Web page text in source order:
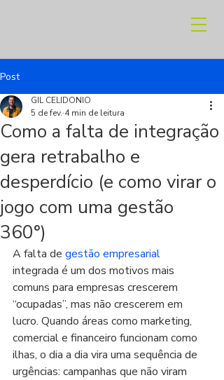
Post
Como a falta de integração
gera retrabalho e
desperdício (e como virar o
jogo com uma gestão
360°)
GIL CELIDONIO
5 de fev. 4 min de leitura
A falta de gestão empresarial
integrada é um dos motivos mais
comuns para empresas crescerem
“ocupadas”, mas não crescerem em
lucro. Quando áreas como marketing,
comercial e financeiro funcionam como
ilhas, o dia a dia vira uma sequência de
urgências: campanhas que não viram